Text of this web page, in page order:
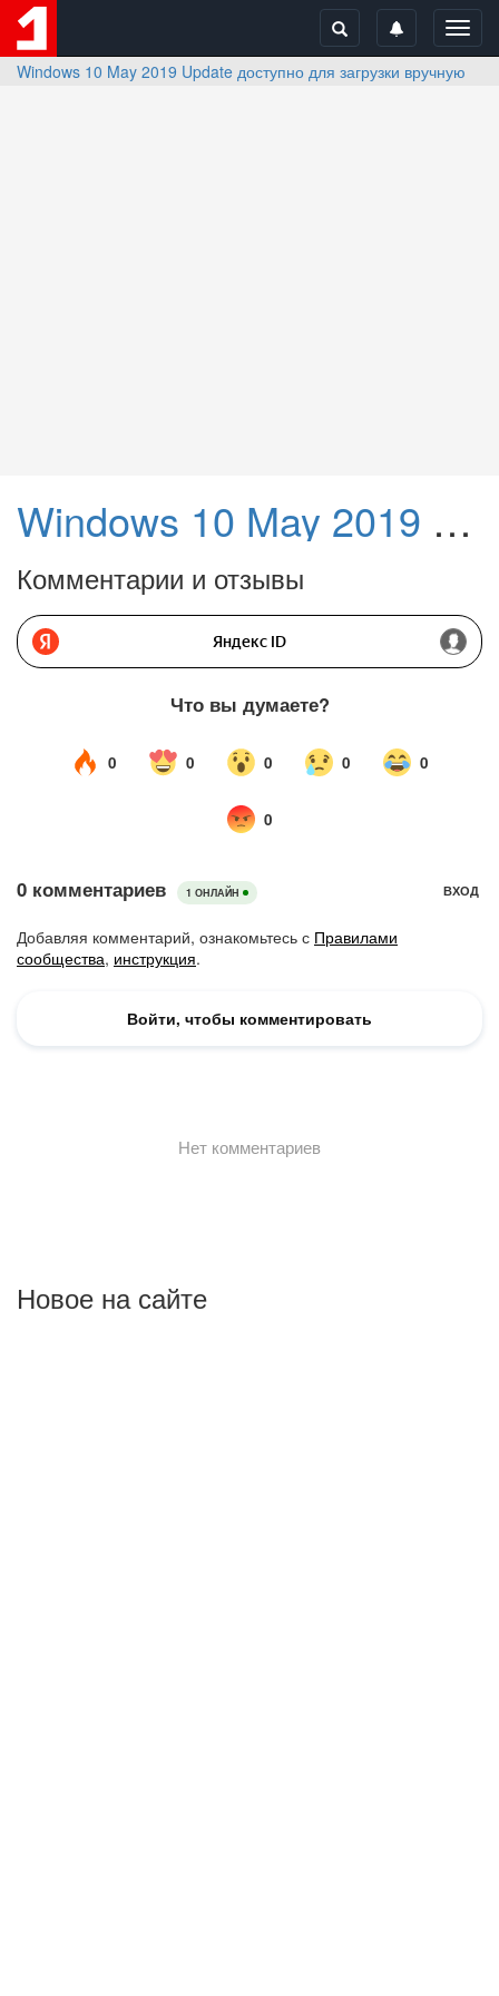
Windows 10 May 2019 Update доступно для загрузки вручную на
Windows 10 May 2019 Update доступно для загрузки вручную на всех поддерживаемых устройствах
Комментарии и отзывы
Новое на сайте